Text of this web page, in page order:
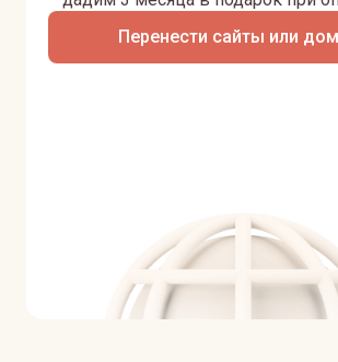
Перенести сайты или